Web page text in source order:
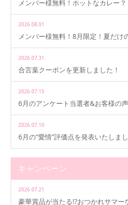
メンバー様無料！ホットなカレー
2026.08.01
メンバー様無料！8月限定！夏だけ
2026.07.31
合言葉クーポンを更新しました！
2026.07.15
6月のアンケート当選者&お客様の
2026.07.10
6月の“愛情”評価点を発表いたしまし
キャンペーン
2026.07.21
豪華賞品が当たる!?おつかれサマー